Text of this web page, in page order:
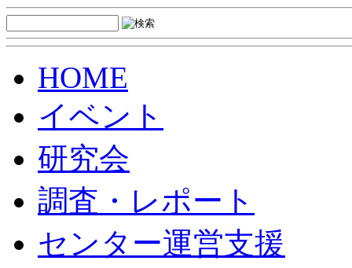
HOME
イベント
研究会
調査・レポート
センター運営支援